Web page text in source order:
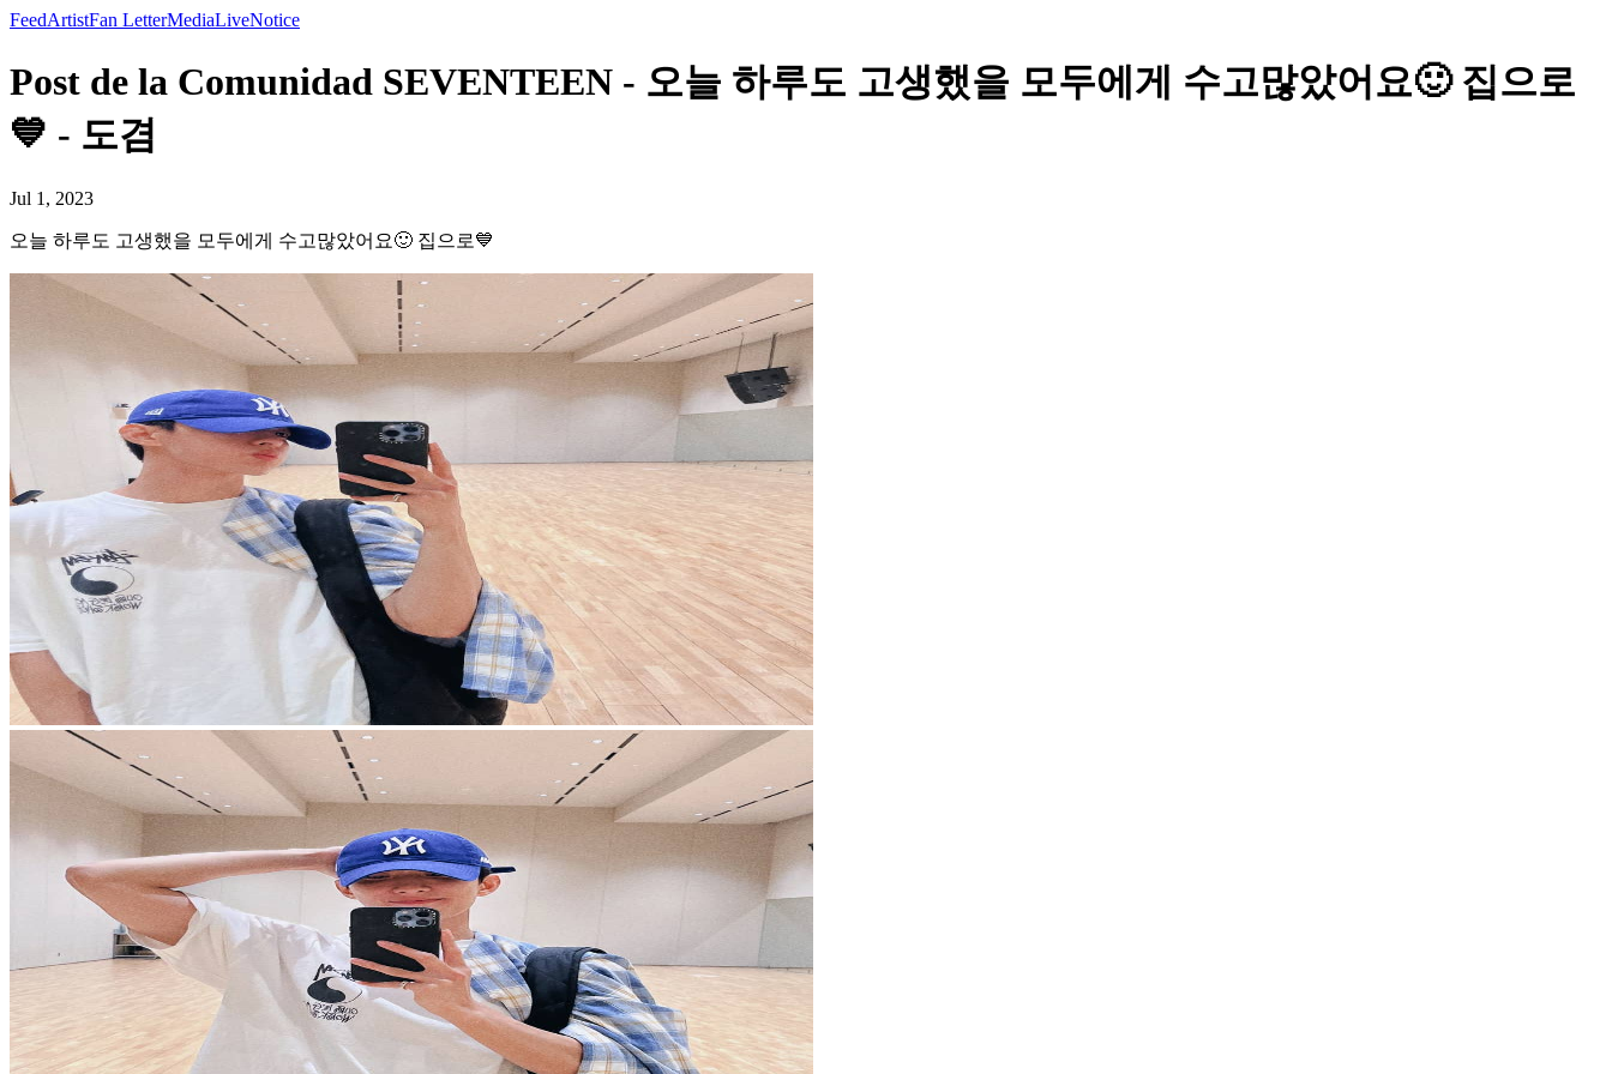
FeedArtistFan LetterMediaLiveNotice
Post de la Comunidad SEVENTEEN - 오늘 하루도 고생했을 모두에게 수고많았어요🙂 집으로
💙 - 도겸
Jul 1, 2023
오늘 하루도 고생했을 모두에게 수고많았어요🙂 집으로💙